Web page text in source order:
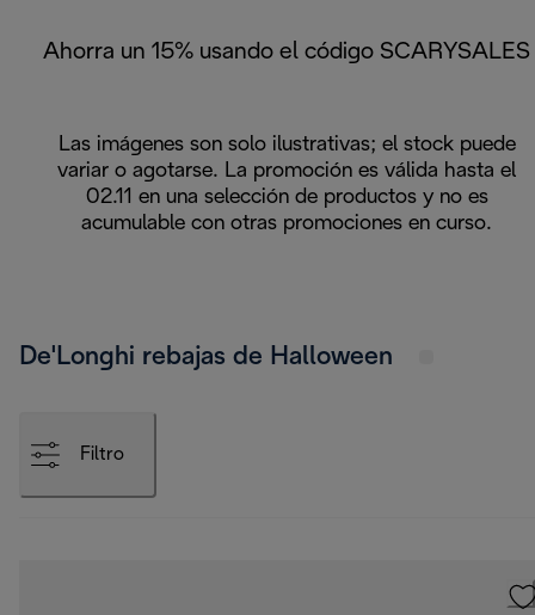
Ahorra un 15% usando el código SCARYSALES
Las imágenes son solo ilustrativas; el stock puede
variar o agotarse. La promoción es válida hasta el
02.11 en una selección de productos y no es
acumulable con otras promociones en curso.
De'Longhi rebajas de Halloween
Filtro